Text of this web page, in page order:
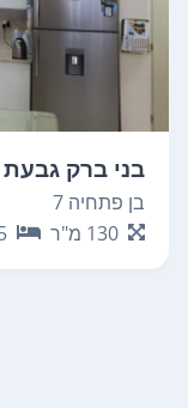
בני ברק
בן פתחיה 7
130 מ"ר